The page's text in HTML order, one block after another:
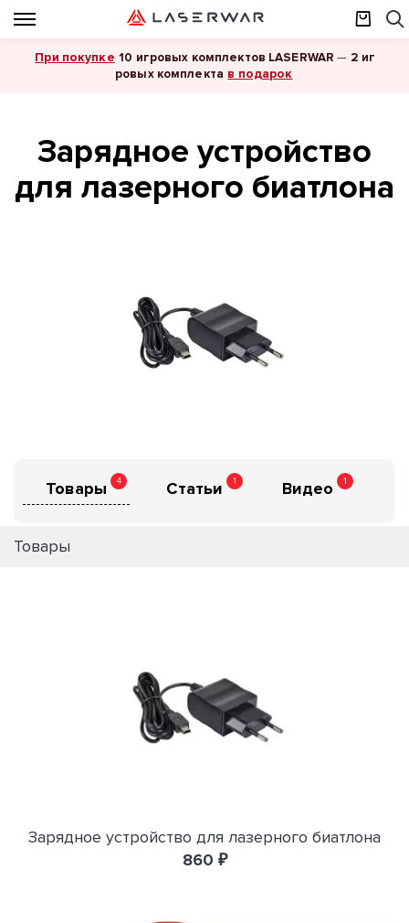
При покупке 10 игровых комплектов LASERWAR — 2 иг
ровых комплекта в подарок
Зарядное устройство
для лазерного биатлона
Товары 4 Статьи 1 Видео 1
Товары
Зарядное устройство для лазерного биатлона
860 ₽